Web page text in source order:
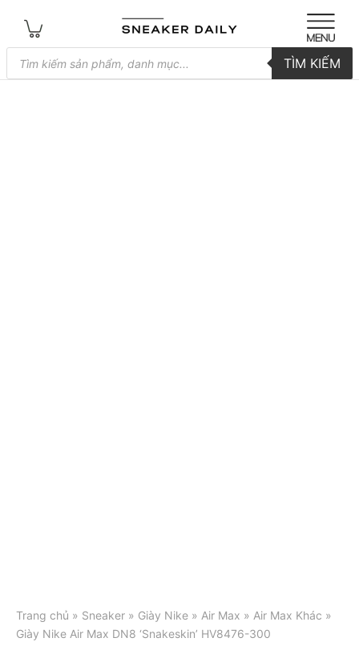
Tìm
kiếm
sản
TÌM KIẾM
Trang chủ » Sneaker » Giày Nike » Air Max » Air Max Khác »
Giày Nike Air Max DN8 ‘Snakeskin’ HV8476-300